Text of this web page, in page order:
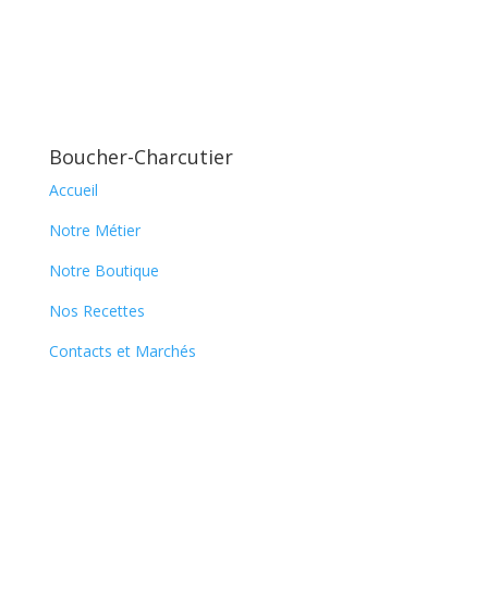
Boucher-Charcutier
Accueil
Notre Métier
Notre Boutique
Nos Recettes
Contacts et Marchés